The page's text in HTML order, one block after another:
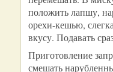
положить лапшу,
орехи-кешью,
вкусу. Подавать
Приготовление
смешать